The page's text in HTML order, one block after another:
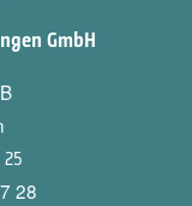
GmbH
28